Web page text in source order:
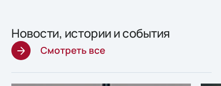
Новости, истории и события
Смотреть все